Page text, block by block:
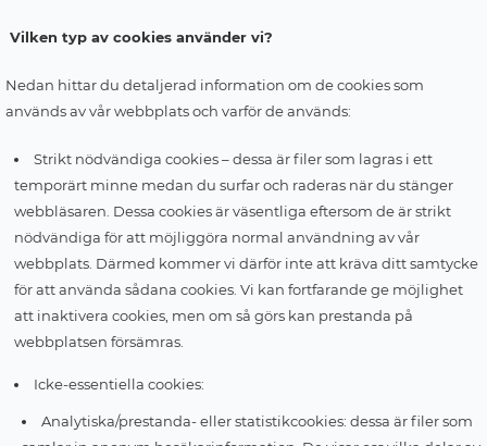
Vilken typ av cookies använder vi?
Nedan hittar du detaljerad information om de cookies som
används av vår webbplats och varför de används:
Strikt nödvändiga cookies – dessa är filer som lagras i ett
temporärt minne medan du surfar och raderas när du stänger
webbläsaren. Dessa cookies är väsentliga eftersom de är strikt
nödvändiga för att möjliggöra normal användning av vår
webbplats. Därmed kommer vi därför inte att kräva ditt samtycke
för att använda sådana cookies. Vi kan fortfarande ge möjlighet
att inaktivera cookies, men om så görs kan prestanda på
webbplatsen försämras.
Icke-essentiella cookies:
Analytiska/prestanda- eller statistikcookies: dessa är filer som